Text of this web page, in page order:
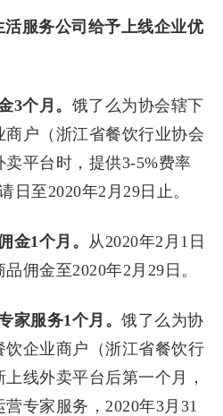
活服务公司给予上线企业优
3个月。 饿了么为协会辖下
户（浙江省餐饮行业协会
平台时，提供3-5%费率
日至2020年2月29日止。
金1个月。 从2020年2月1日
佣金至2020年2月29日。
家服务1个月。 饿了么为协
企业商户（浙江省餐饮行
线外卖平台后第一个月，
专家服务，2020年3月31